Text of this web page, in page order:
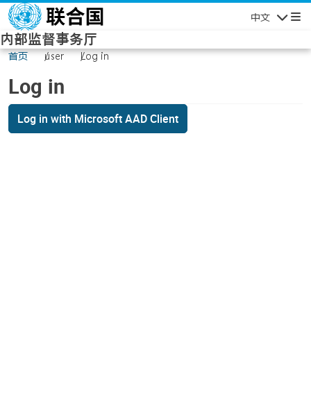
Skip to main content
中文
内部监督事务厅
首页 user Log in
Log in
Log in with Microsoft AAD Client